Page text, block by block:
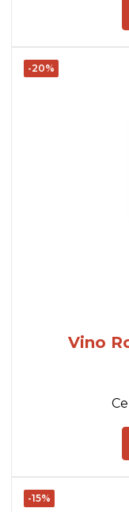
-20%
Vino
-15%